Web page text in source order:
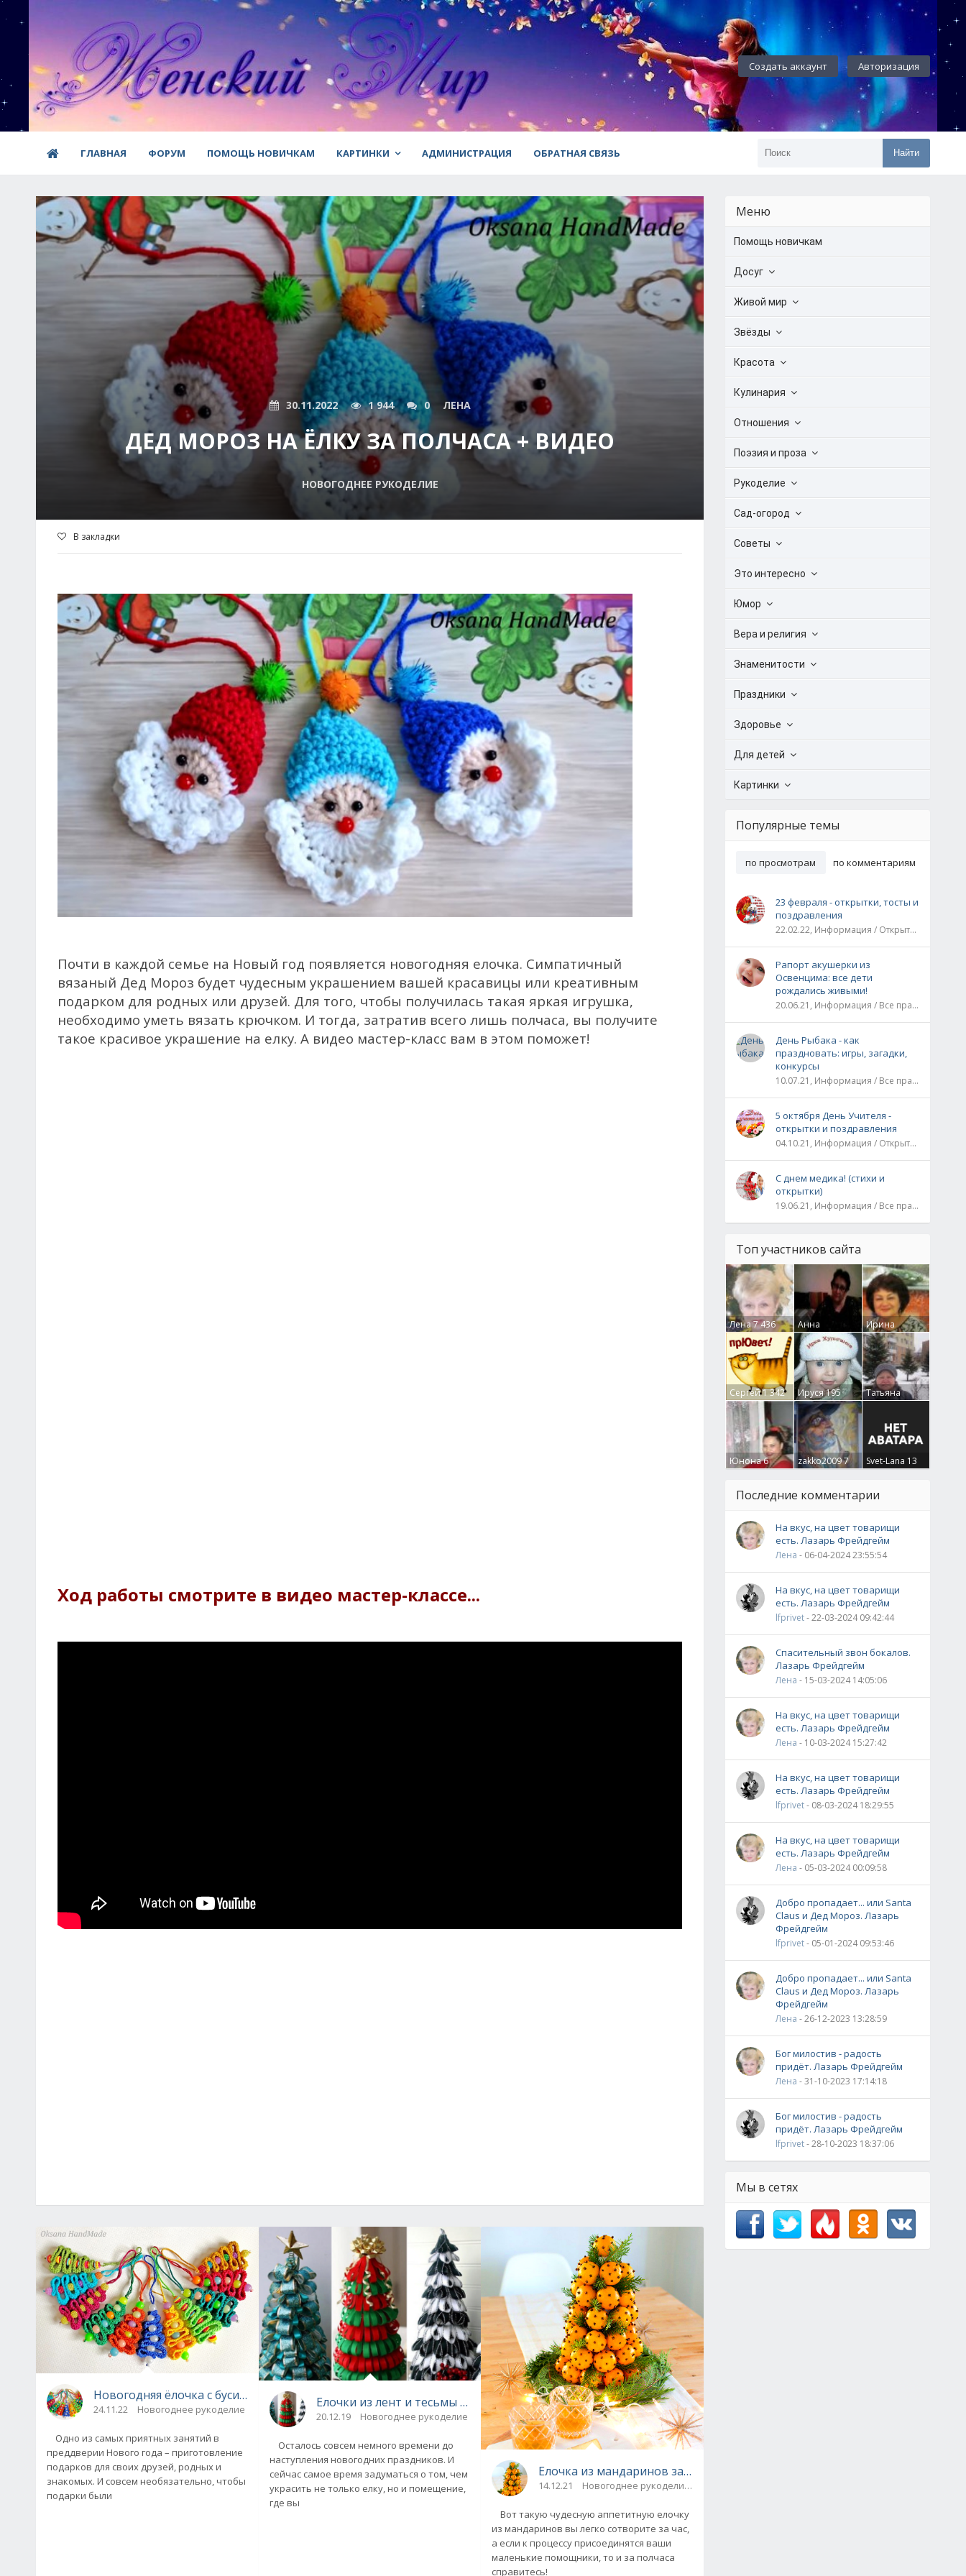
Создать аккаунт Авторизация
ГЛАВНАЯ ФОРУМ ПОМОЩЬ НОВИЧКАМ КАРТИНКИ АДМИНИСТРАЦИЯ ОБРАТНАЯ СВЯЗЬ Найти
30.11.2022 1 944 0 ЛЕНА
ДЕД МОРОЗ НА ЁЛКУ ЗА ПОЛЧАСА + ВИДЕО
НОВОГОДНЕЕ РУКОДЕЛИЕ
В закладки
Почти в каждой семье на Новый год появляется новогодняя елочка. Симпатичный
вязаный Дед Мороз будет чудесным украшением вашей красавицы или креативным
подарком для родных или друзей. Для того, чтобы получилась такая яркая игрушка,
необходимо уметь вязать крючком. И тогда, затратив всего лишь полчаса, вы получите
такое красивое украшение на елку. А видео мастер-класс вам в этом поможет!
Ход работы смотрите в видео мастер-классе...
Новогодняя ёлочка с бусинами за полчаса + видео
24.11.22 Новогоднее рукоделие
Одно из самых приятных занятий в
преддверии Нового года – приготовление
подарков для своих друзей, родных и
знакомых. И совсем необязательно, чтобы
подарки были
Елочки из лент и тесьмы своими руками
20.12.19 Новогоднее рукоделие
Осталось совсем немного времени до
наступления новогодних праздников. И
сейчас самое время задуматься о том, чем
украсить не только елку, но и помещение,
где вы
Елочка из мандаринов за полчаса (видео мастер-класс)
14.12.21 Новогоднее рукоделие / Природный материал
Вот такую чудесную аппетитную елочку
из мандаринов вы легко сотворите за час,
а если к процессу присоединятся ваши
маленькие помощники, то и за полчаса
справитесь!
Меню
Помощь новичкам
Досуг
Живой мир
Звёзды
Красота
Кулинария
Отношения
Поэзия и проза
Рукоделие
Сад-огород
Советы
Это интересно
Юмор
Вера и религия
Знаменитости
Праздники
Здоровье
Для детей
Картинки
Популярные темы
по просмотрам по комментариям
23 февраля - открытки, тосты и
поздравления
22.02.22, Информация / Открытки / Все праздники
Рапорт акушерки из
Освенцима: все дети
рождались живыми!
20.06.21, Информация / Все праздники / Рассказы и истории
День Рыбака - как
праздновать: игры, загадки,
конкурсы
10.07.21, Информация / Все праздники
5 октября День Учителя -
открытки и поздравления
04.10.21, Информация / Открытки / Все праздники
С днем медика! (стихи и
открытки)
19.06.21, Информация / Все праздники
Топ участников сайта
Лена7 436
Анна
Гумлевая0
Ирина
Бруцкая41
Сергей1 342 Ируся195
Татьяна
Крючкова0
Юнона6 zakko20097 Svet-Lana 13
Последние комментарии
На вкус, на цвет товарищи
есть. Лазарь Фрейдгейм
Лена - 06-04-2024 23:55:54
На вкус, на цвет товарищи
есть. Лазарь Фрейдгейм
lfprivet- 22-03-2024 09:42:44
Спасительный звон бокалов.
Лазарь Фрейдгейм
Лена - 15-03-2024 14:05:06
На вкус, на цвет товарищи
есть. Лазарь Фрейдгейм
Лена - 10-03-2024 15:27:42
На вкус, на цвет товарищи
есть. Лазарь Фрейдгейм
lfprivet- 08-03-2024 18:29:55
На вкус, на цвет товарищи
есть. Лазарь Фрейдгейм
Лена - 05-03-2024 00:09:58
Добро пропадает... или Santa
Claus и Дед Мороз. Лазарь
Фрейдгейм
lfprivet- 05-01-2024 09:53:46
Добро пропадает... или Santa
Claus и Дед Мороз. Лазарь
Фрейдгейм
Лена - 26-12-2023 13:28:59
Бог милостив - радость
придёт. Лазарь Фрейдгейм
Лена - 31-10-2023 17:14:18
Бог милостив - радость
придёт. Лазарь Фрейдгейм
lfprivet- 28-10-2023 18:37:06
Мы в сетях